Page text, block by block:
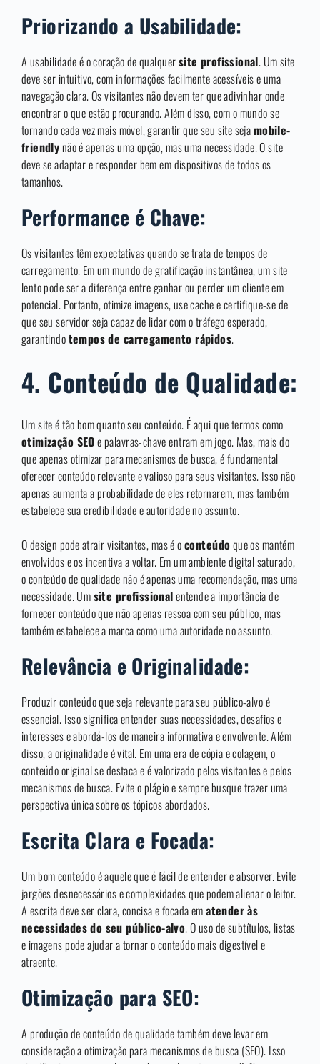
Priorizando a Usabilidade:
A usabilidade é o coração de qualquersite profissional. Um site
deve ser intuitivo, com informações facilmente acessíveis e uma
navegação clara. Os visitantes não devem ter que adivinhar onde
encontrar o que estão procurando. Além disso, com o mundo se
tornando cada vez mais móvel, garantir que seu site sejamobile-
friendlynão é apenas uma opção, mas uma necessidade. O site
deve se adaptar e responder bem em dispositivos de todos os
tamanhos.
Performance é Chave:
Os visitantes têm expectativas quando se trata de tempos de
carregamento. Em um mundo de gratificação instantânea, um site
lento pode ser a diferença entre ganhar ou perder um cliente em
potencial. Portanto, otimize imagens, use cache e certifique-se de
que seu servidor seja capaz de lidar com o tráfego esperado,
garantindotempos de carregamento rápidos.
4. Conteúdo de Qualidade:
Um site é tão bom quanto seu conteúdo. É aqui que termos como
otimização SEOe palavras-chave entram em jogo. Mas, mais do
que apenas otimizar para mecanismos de busca, é fundamental
oferecer conteúdo relevante e valioso para seus visitantes. Isso não
apenas aumenta a probabilidade de eles retornarem, mas também
estabelece sua credibilidade e autoridade no assunto.
O design pode atrair visitantes, mas é oconteúdoque os mantém
envolvidos e os incentiva a voltar. Em um ambiente digital saturado,
o conteúdo de qualidade não é apenas uma recomendação, mas uma
necessidade. Umsite profissionalentende a importância de
fornecer conteúdo que não apenas ressoa com seu público, mas
também estabelece a marca como uma autoridade no assunto.
Relevância e Originalidade:
Produzir conteúdo que seja relevante para seu público-alvo é
essencial. Isso significa entender suas necessidades, desafios e
interesses e abordá-los de maneira informativa e envolvente. Além
disso, a originalidade é vital. Em uma era de cópia e colagem, o
conteúdo original se destaca e é valorizado pelos visitantes e pelos
mecanismos de busca. Evite o plágio e sempre busque trazer uma
perspectiva única sobre os tópicos abordados.
Escrita Clara e Focada:
Um bom conteúdo é aquele que é fácil de entender e absorver. Evite
jargões desnecessários e complexidades que podem alienar o leitor.
A escrita deve ser clara, concisa e focada ematender às
necessidades do seu público-alvo. O uso de subtítulos, listas
e imagens pode ajudar a tornar o conteúdo mais digestível e
atraente.
Otimização para SEO:
A produção de conteúdo de qualidade também deve levar em
consideração a otimização para mecanismos de busca (SEO). Isso